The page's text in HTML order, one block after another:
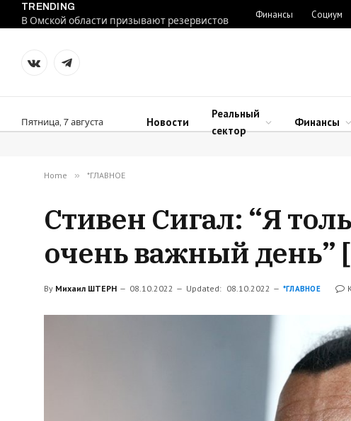
TRENDING
В Омской области призывают резервистов
Финансы Социум
VKontakteTelegram
Пятница, 7 августа Новости
Реальный
сектор
Финансы
Home » *ГЛАВНОЕ
Стивен Сигал: “Я
очень важный день”
By Михаил ШТЕРН 08.10.2022 Updated: 08.10.2022 *ГЛАВНОЕ